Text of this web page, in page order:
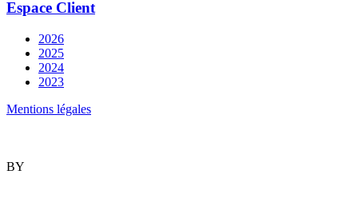
Espace Client
2026
2025
2024
2023
Mentions légales
BY